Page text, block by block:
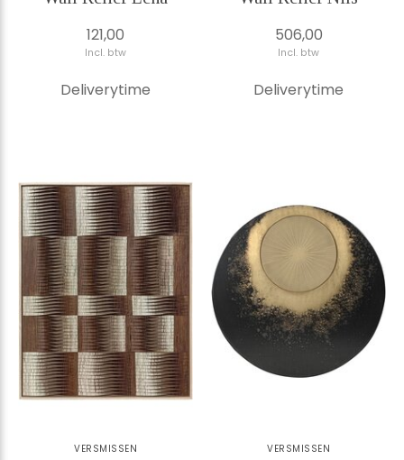
121,00
Incl. btw
Deliverytime
506,00
Incl. btw
Deliverytime
VERSMISSEN VERSMISSEN